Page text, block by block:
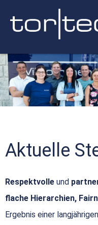
Aktuelle
Respektvolle und
flache Hierarchien,
Ergebnis einer